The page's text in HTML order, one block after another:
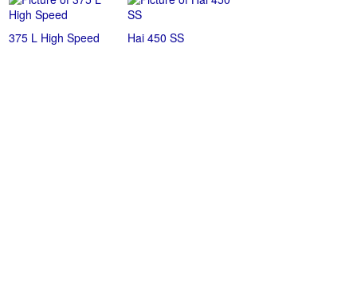
375 L High Speed Hai 450 SS